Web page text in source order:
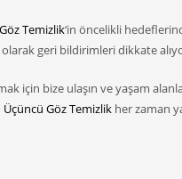
Temizlik‘in öncelikli
olarak geri bildirimleri dikkate
için bize ulaşın ve yaşam
Üçüncü Göz Temizlik her zaman